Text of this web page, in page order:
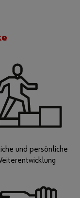
und persönliche